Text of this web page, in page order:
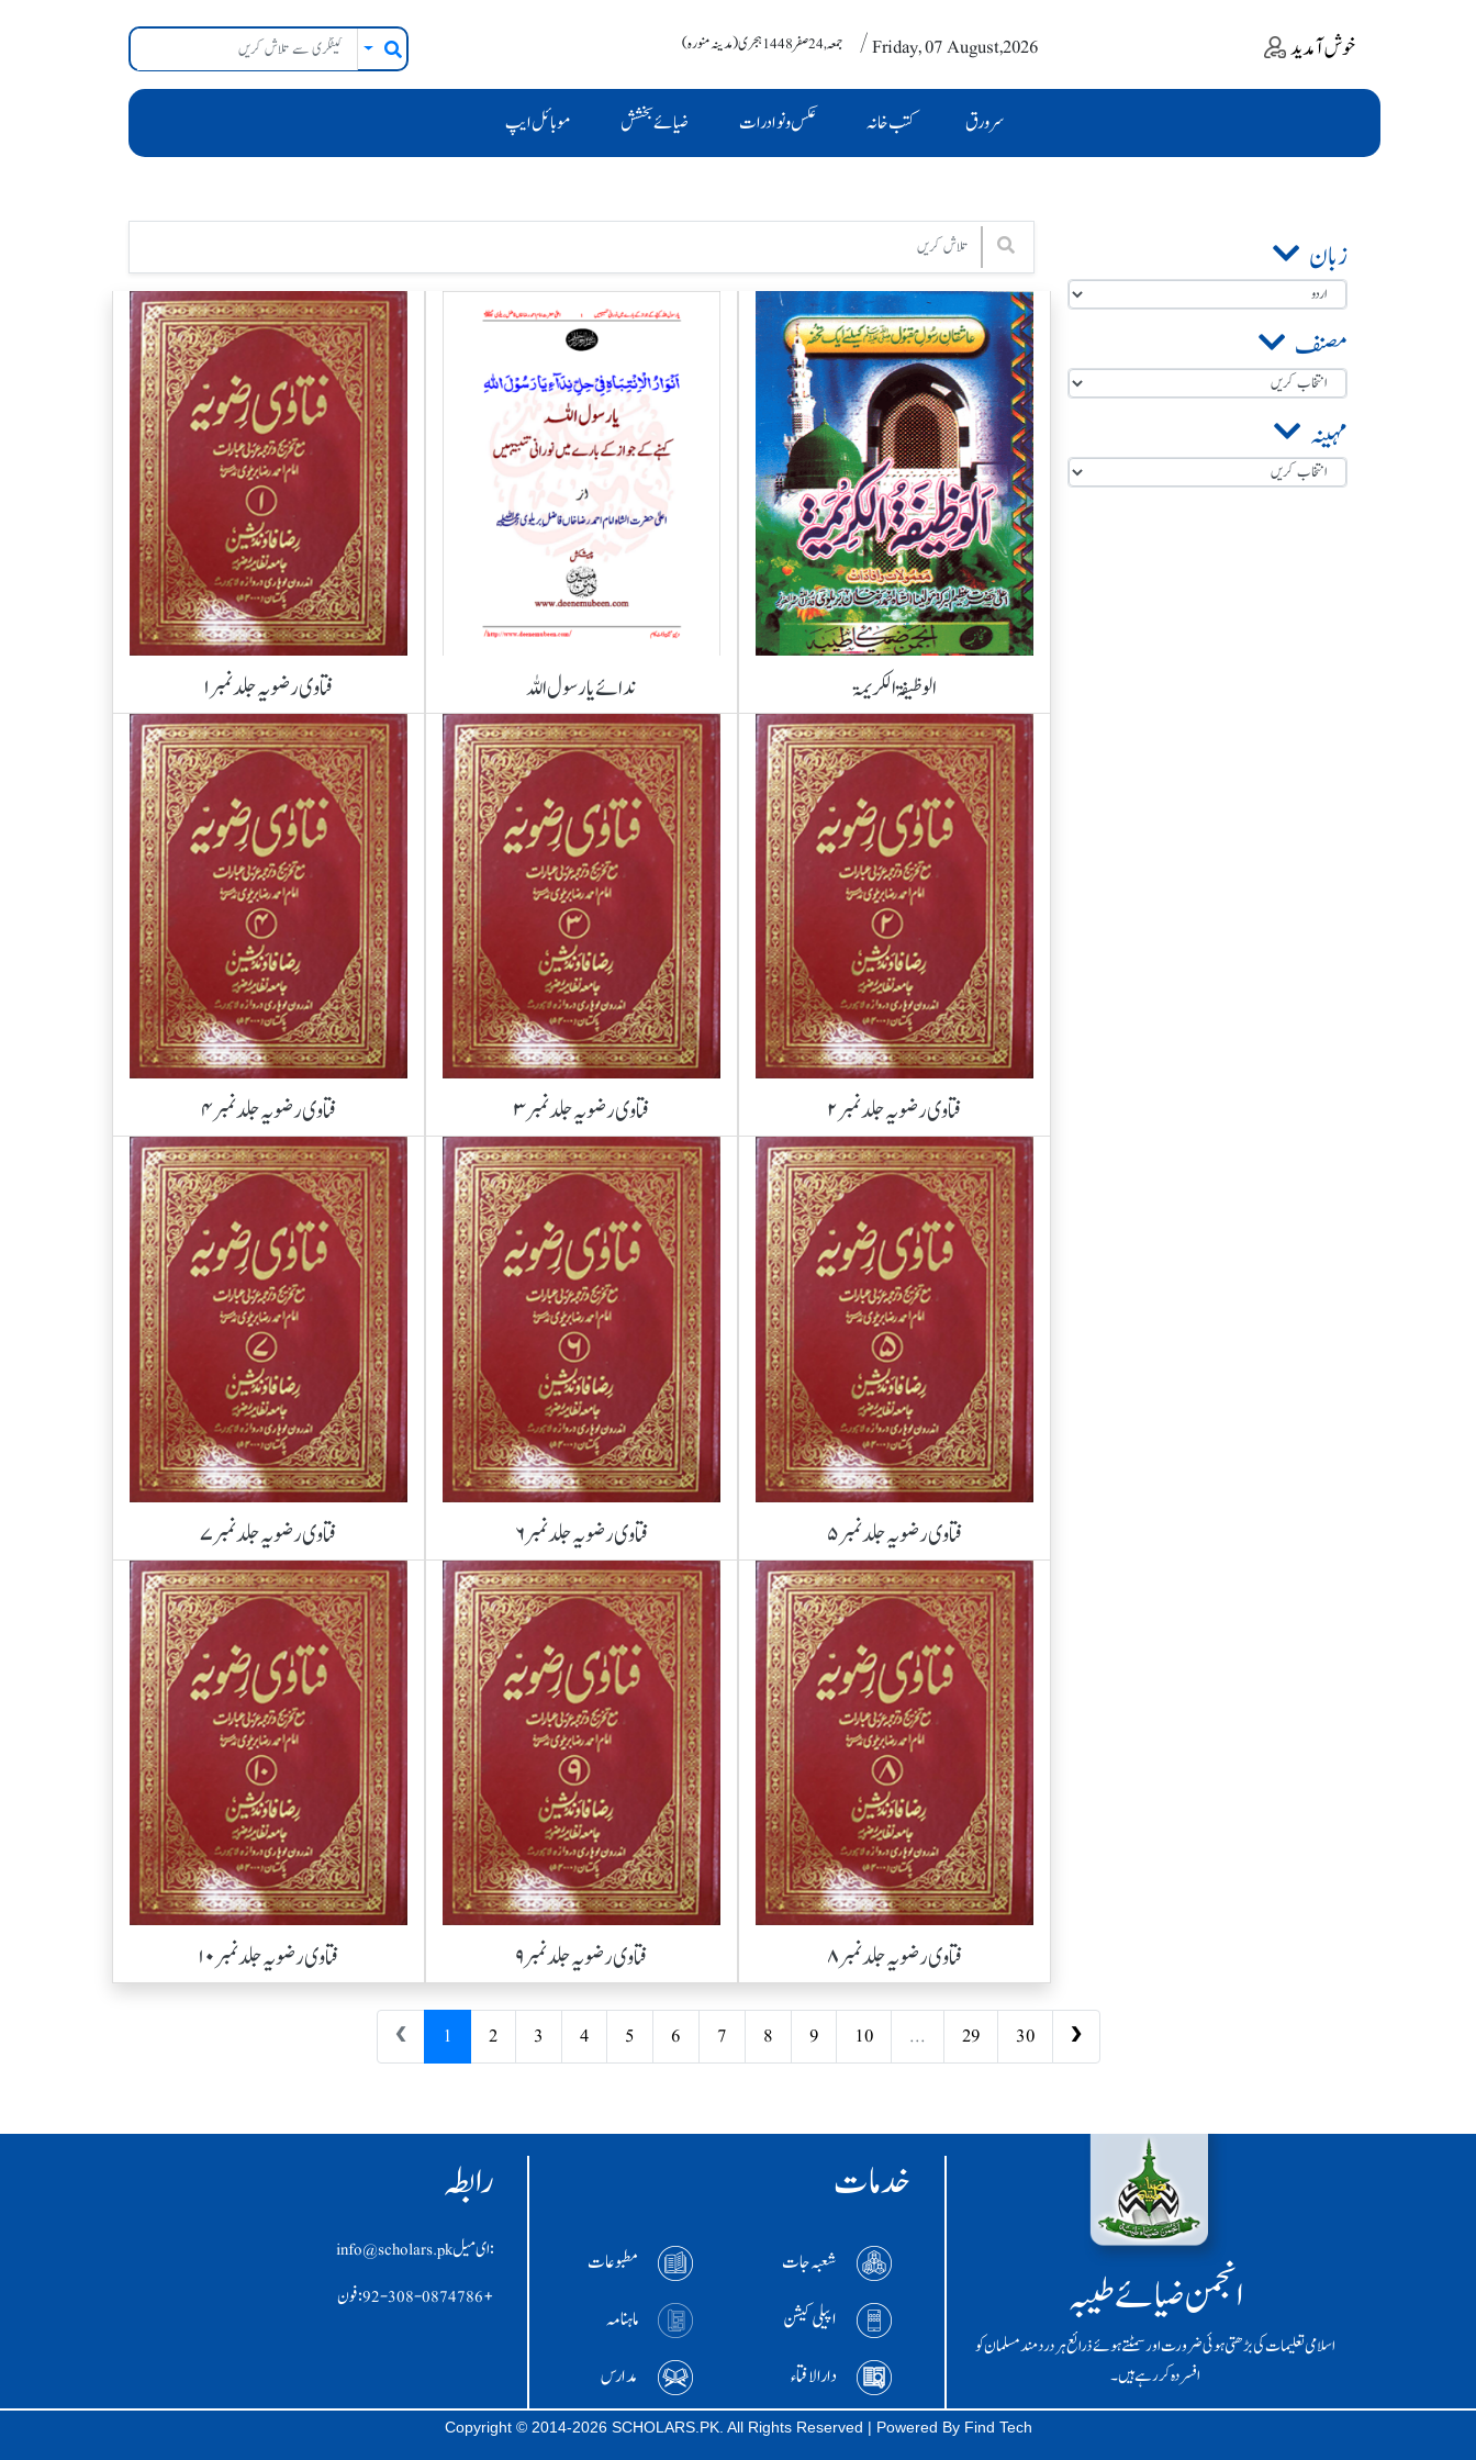
جمعہ , 24 صفر 1448 ہجری (مدینہ منورہ) / Friday, 07 August,2026 خوش آمدید
سرورق کتب خانہ عکس و نوادرات ضیائے بخشش موبائل ایپ
زبان
مصنف
مہینہ
الوظیفۃ الکریمۃ ندائے یا رسول اللہ فتاوی رضویہ جلد نمبر ۱
فتاوی رضویہ جلد نمبر ۲ فتاوی رضویہ جلد نمبر ۳ فتاوی رضویہ جلد نمبر ۴
فتاوی رضویہ جلد نمبر ۵ فتاوی رضویہ جلد نمبر ۶ فتاوی رضویہ جلد نمبر ۷
فتاوی رضویہ جلد نمبر ۸ فتاوی رضویہ جلد نمبر ۹ فتاوی رضویہ جلد نمبر ۱۰
❮ 1 2 3 4 5 6 7 8 9 10 ... 29 30 ❯
انجمن ضیائے طیبہ
اسلامی تعلیمات کی بڑھتی ہوئی ضرورت اور سمٹتے ہوئے ذرائع ہر دردمند مسلمان کو
افسردہ کر رہے ہیں۔
خدمات
شعبہ جات
مطبوعات
اپیلی کیشن
ماہنامہ
دارالافتاء
مدارس
رابطہ
:ای ميل info@scholars.pk
+92-308-0874786 :فون
Copyright © 2014-2026 SCHOLARS.PK. All Rights Reserved | Powered By Find Tech